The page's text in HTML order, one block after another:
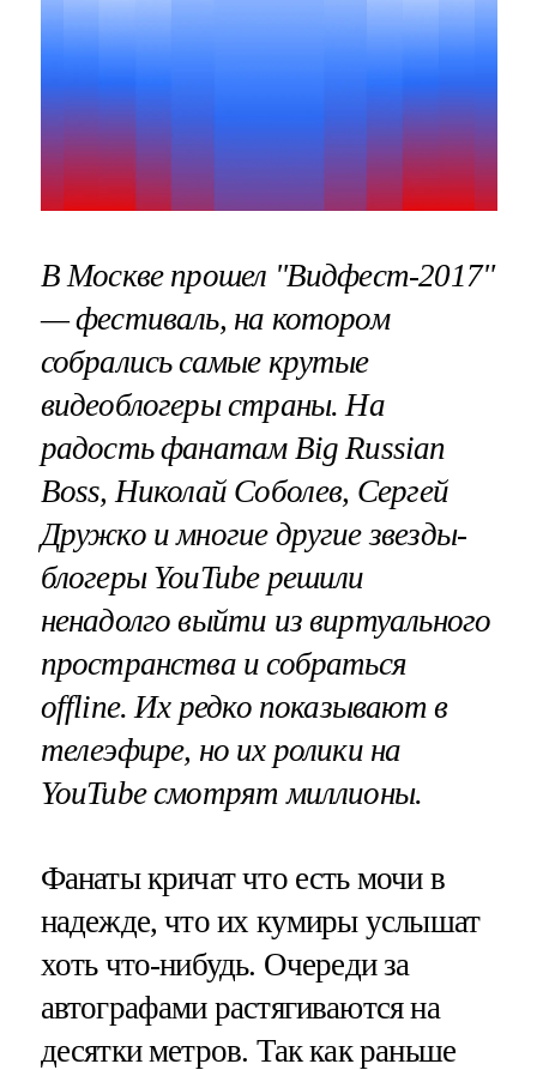
В Москве прошел "Видфест-2017"
— фестиваль, на котором
собрались самые крутые
видеоблогеры страны. На
радость фанатам Big Russian
Boss, Николай Соболев, Сергей
Дружко и многие другие звезды-
блогеры YouTube решили
ненадолго выйти из виртуального
пространства и собраться
offline. Их редко показывают в
телеэфире, но их ролики на
YouTube смотрят миллионы.
Фанаты кричат что есть мочи в
надежде, что их кумиры услышат
хоть что-нибудь. Очереди за
автографами растягиваются на
десятки метров. Так как раньше